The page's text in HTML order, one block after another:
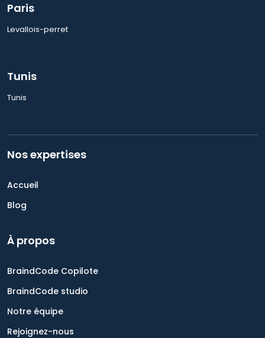
Paris
Levallois-perret
Tunis
Tunis
Nos expertises
Accueil
Blog
À propos
BraindCode Copilote
BraindCode studio
Notre équipe
Rejoignez-nous